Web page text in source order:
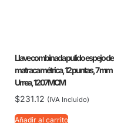
Llave combinada pulido espejo de
matraca métrica, 12 puntas, 7 mm
Urrea, 1207MCM
$231.12 (IVA Incluido)
Añadir al carrito